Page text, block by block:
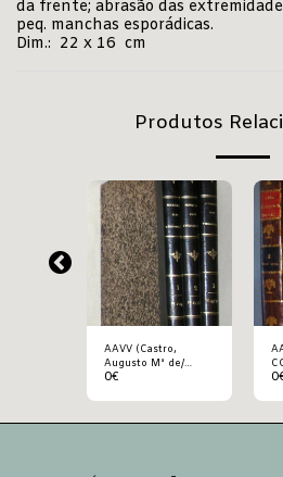
da frente; abrasão das
peq. manchas esporádicas.
Dim.: 22 x 16 cm
Produtos
AAVV (Castro,
Augusto Mª de/
Augusto, Antº
TRIBUNAES
0€ 0